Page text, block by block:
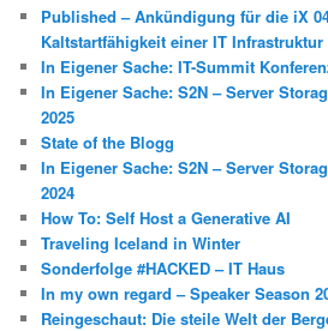
Published – Ankündigung für die iX
Kaltstartfähigkeit einer IT Infrastruktur
In Eigener Sache: IT-Summit
In Eigener Sache: S2N – Server
2025
State of the Blogg
In Eigener Sache: S2N – Server
2024
How To: Self Host a Generative AI
Traveling Iceland in Winter
Sonderfolge #HACKED – IT Haus
In my own regard – Speaker Season
Reingeschaut: Die steile Welt der